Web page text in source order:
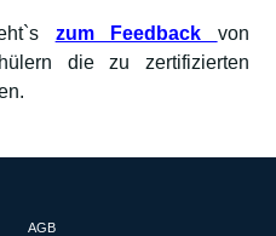
zum Feedback von
die zu zertifizierten
AGB